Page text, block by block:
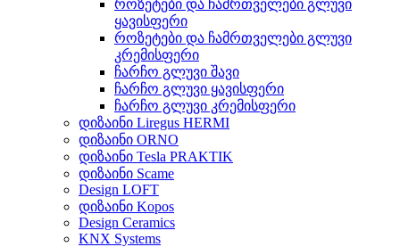
როზეტები და ჩამრთველები გლუვი
ყავისფერი
როზეტები და ჩამრთველები გლუვი
კრემისფერი
ჩარჩო გლუვი შავი
ჩარჩო გლუვი ყავისფერი
ჩარჩო გლუვი კრემისფერი
დიზაინი Liregus HERMI
დიზაინი ORNO
დიზაინი Tesla PRAKTIK
დიზაინი Scame
Design LOFT
დიზაინი Kopos
Design Ceramics
KNX Systems